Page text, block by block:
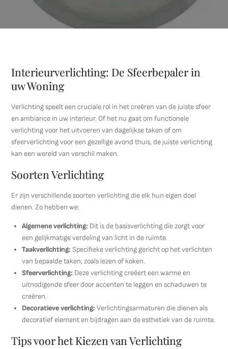
Interieurverlichting: De Sfeerbepaler in
uw Woning
Verlichting speelt een cruciale rol in het creëren van de juiste sfeer
en ambiance in uw interieur. Of het nu gaat om functionele
verlichting voor het uitvoeren van dagelijkse taken of om
sfeerverlichting voor een gezellige avond thuis, de juiste verlichting
kan een wereld van verschil maken.
Soorten Verlichting
Er zijn verschillende soorten verlichting die elk hun eigen doel
dienen. Zo hebben we:
Algemene verlichting: Dit is de basisverlichting die zorgt voor
een gelijkmatige verdeling van licht in de ruimte.
Taakverlichting: Specifieke verlichting gericht op het verlichten
van bepaalde taken, zoals lezen of koken.
Sfeerverlichting: Deze verlichting creëert een warme en
uitnodigende sfeer door accenten te leggen en schaduwen te
creëren.
Decoratieve verlichting: Verlichtingsarmaturen die dienen als
decoratief element en bijdragen aan de esthetiek van de ruimte.
Tips voor het Kiezen van Verlichting